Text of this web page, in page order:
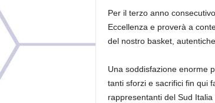
Per il terzo anno
Eccellenza e proverà a
del nostro basket,
Una soddisfazione enorme
tanti sforzi e sacrifici fin qui
rappresentanti del Sud